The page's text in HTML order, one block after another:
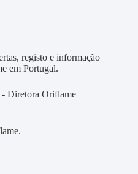
registo e informação
em Portugal.
- Diretora Oriflame